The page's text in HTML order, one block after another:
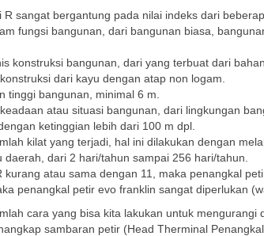
R sangat bergantung pada nilai indeks dari
fungsi bangunan, dari bangunan biasa,
konstruksi bangunan, dari yang terbuat dari
dari kayu dengan atap non logam.
tinggi bangunan, minimal 6 m.
atau situasi bangunan, dari lingkungan
ketinggian lebih dari 100 m dpl.
kilat yang terjadi, hal ini dilakukan dengan
daerah, dari 2 hari/tahun sampai 256 hari/tahun.
kurang atau sama dengan 11, maka penangkal
penangkal petir evo franklin sangat diperlukan
cara yang bisa kita lakukan untuk mengurangi
sambaran petir (Head Therminal